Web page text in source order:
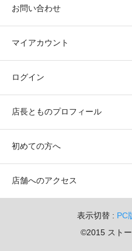
お問い合わせ
マイアカウント
ログイン
店長とものプロフィール
初めての方へ
店舗へのアクセス
表示切替 : PC
©2015 スト